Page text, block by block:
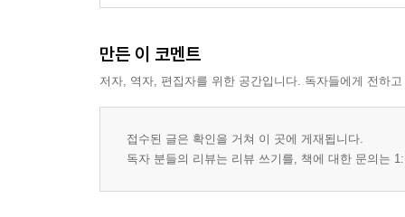
만든 이 코멘트
저자, 역자, 편집자를 위한 공간입니다. 독자들에게 전하
접수된 글은 확인을 거쳐 이 곳에 게재됩니다.
독자 분들의 리뷰는 리뷰 쓰기를, 책에 대한 문의는